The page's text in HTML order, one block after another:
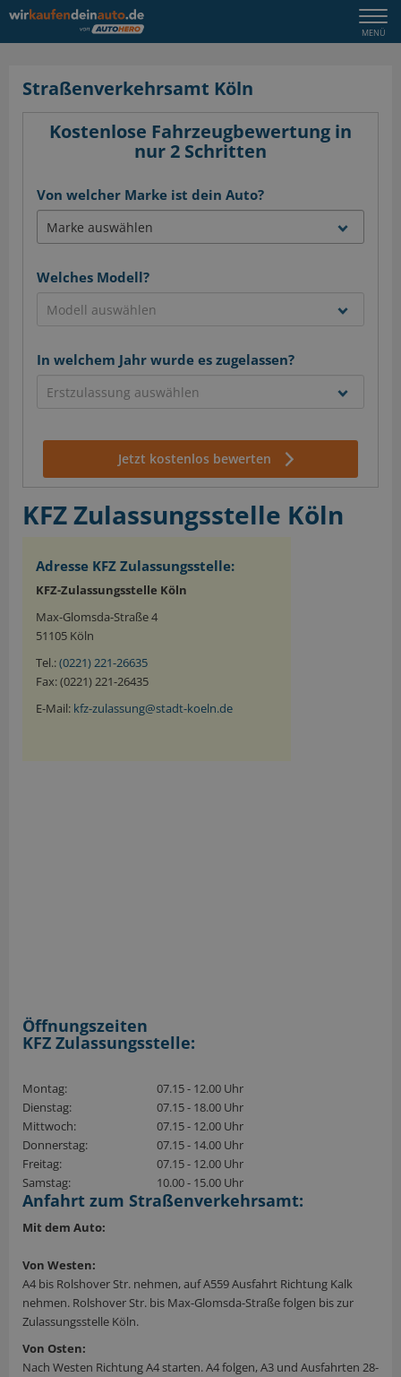
MENÜ
Straßenverkehrsamt Köln
Kostenlose Fahrzeugbewertung in
nur 2 Schritten
Von welcher Marke ist dein Auto?
Welches Modell?
In welchem Jahr wurde es zugelassen?
Jetzt kostenlos bewerten
KFZ Zulassungsstelle Köln
Adresse KFZ Zulassungsstelle:
KFZ-Zulassungsstelle Köln
Max-Glomsda-Straße 4
51105 Köln
Tel.:(0221) 221-26635
Fax: (0221) 221-26435
E-Mail: kfz-zulassung@stadt-koeln.de
Öffnungszeiten
KFZ Zulassungsstelle:
Montag:
07.15 - 12.00 Uhr
Dienstag:
07.15 - 18.00 Uhr
Mittwoch:
07.15 - 12.00 Uhr
Donnerstag:
07.15 - 14.00 Uhr
Freitag:
07.15 - 12.00 Uhr
Samstag:
10.00 - 15.00 Uhr
Anfahrt zum Straßenverkehrsamt:
Mit dem Auto:
Von Westen:
A4 bis Rolshover Str. nehmen, auf A559 Ausfahrt Richtung Kalk
nehmen. Rolshover Str. bis Max-Glomsda-Straße folgen bis zur
Zulassungsstelle Köln.
Von Osten:
Nach Westen Richtung A4 starten. A4 folgen, A3 und Ausfahrten 28-